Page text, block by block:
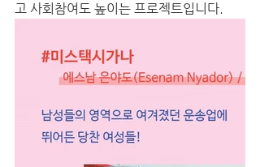
고 사회참여도 높이는 프로젝트입니다.